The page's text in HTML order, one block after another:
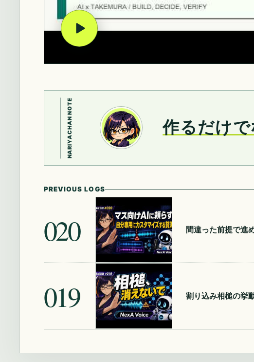
NARIYACHAN NOTE 作るだけで
PREVIOUS LOGS
020 間違った前提で進
019 割り込み相槌の挙